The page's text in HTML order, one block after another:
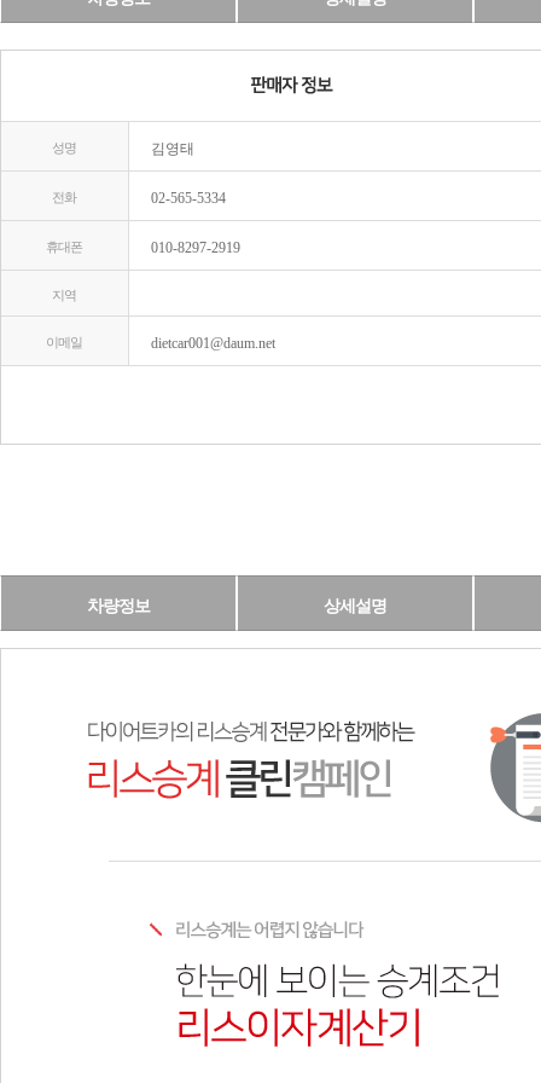
성명 김영태
전화 02-565-5334
휴대폰 010-8297-2919
지역
이메일 dietcar001@daum.net
차량정보 상세설명